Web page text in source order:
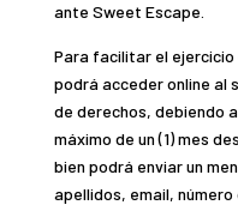
ante Sweet Escape.
Para facilitar el ejercicio
podrá acceder online al
de derechos, debiendo
máximo de un (1) mes
bien podrá enviar un
apellidos, email,